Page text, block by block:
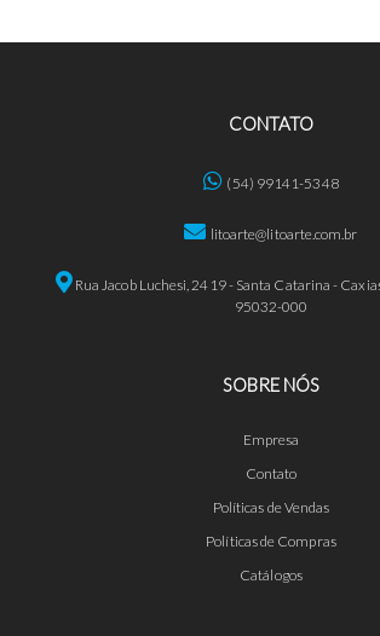
CONTATO
(54) 99141-5348
litoarte@litoarte.com.br
Rua Jacob Luchesi, 2419 - Santa Catarina -
95032-000
SOBRE NÓS
Empresa
Contato
Políticas de Vendas
Políticas de Compras
Catálogos